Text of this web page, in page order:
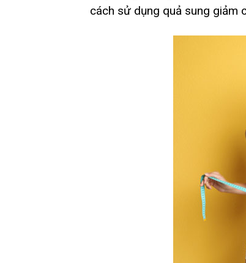
cách sử dụng quả sung giảm